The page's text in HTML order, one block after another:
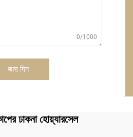
0/1000
জমা দিন
ঢাকনা হোয়্যারসেল